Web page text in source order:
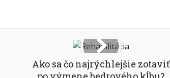
Ako sa čo najrýchlejšie zotaviť